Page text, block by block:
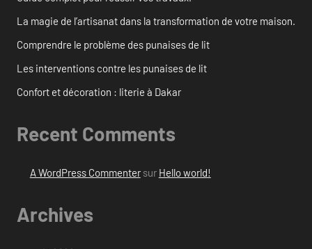
La magie de l’artisanat dans la transformation de votre maison.
Comprendre le problème des punaises de lit
Les interventions contre les punaises de lit
Confort et décoration : literie à Dakar
Recent Comments
A WordPress Commentersur Hello world!
Archives